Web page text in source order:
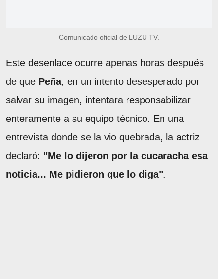
Comunicado oficial de LUZU TV.
Este desenlace ocurre apenas horas después
de que Peña, en un intento desesperado por
salvar su imagen, intentara responsabilizar
enteramente a su equipo técnico. En una
entrevista donde se la vio quebrada, la actriz
declaró: "Me lo dijeron por la cucaracha esa
noticia... Me pidieron que lo diga".